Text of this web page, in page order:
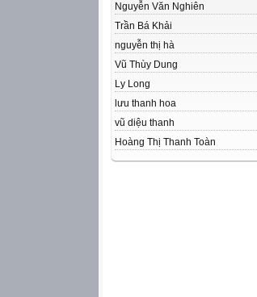
Nguyễn Văn Nghiên
Trần Bá Khải
nguyễn thị hà
Vũ Thùy Dung
Ly Long
lưu thanh hoa
vũ diệu thanh
Hoàng Thị Thanh Toàn